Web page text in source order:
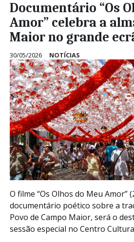
Documentário “Os
Amor” celebra a
Maior no grande
30/05/2026 NOTÍCIAS
O filme “Os Olhos do Meu Amor”
documentário poético sobre a
Povo de Campo Maior, será o
sessão especial no Centro